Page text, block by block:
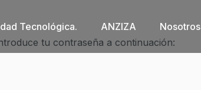
Tecnológica. ANZIZA Nosotros
tu contraseña a continuación: